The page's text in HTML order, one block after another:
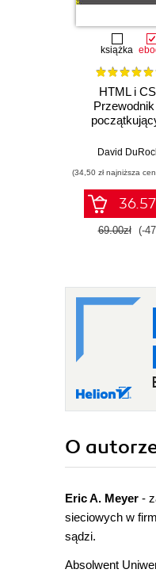
książka
HTML i
David
(34,50 zł najniższa
69.00zł (-
O
Eric A. Meyer -
sieciowych w
sądzi.
Absolwent